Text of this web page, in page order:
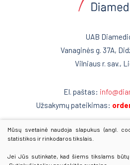
UAB
Vanaginės g. 37A,
Vilniaus r. sav.,
El. paštas:
Užsakymų pateikimas:
Mūsų svetainė naudoja slapukus (angl.
statistikos ir rinkodaros tikslais.
Jei Jūs sutinkate, kad šiems tikslams būtų